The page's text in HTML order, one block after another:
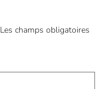
Les champs obligatoires